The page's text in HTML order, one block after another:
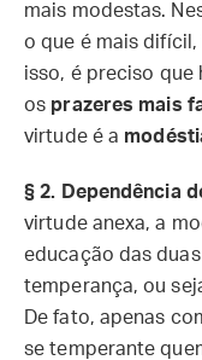
mais modestas.
o que é mais
isso, é preciso que
os prazeres mais
virtude é a
§ 2. Dependência
virtude anexa, a
educação das
temperança, ou
De fato, apenas
se temperante